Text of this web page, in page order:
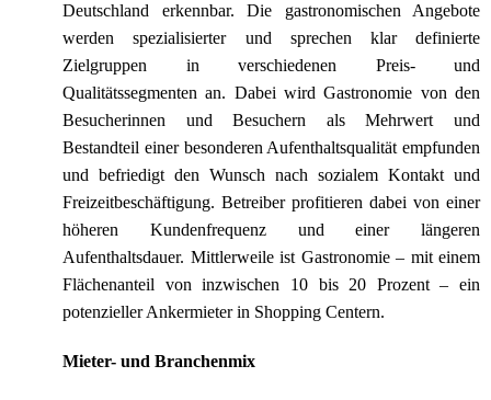
Deutschland erkennbar. Die gastronomischen Angebote
werden spezialisierter und sprechen klar definierte
Zielgruppen in verschiedenen Preis- und
Qualitätssegmenten an. Dabei wird Gastronomie von den
Besucherinnen und Besuchern als Mehrwert und
Bestandteil einer besonderen Aufenthaltsqualität empfunden
und befriedigt den Wunsch nach sozialem Kontakt und
Freizeitbeschäftigung. Betreiber profitieren dabei von einer
höheren Kundenfrequenz und einer längeren
Aufenthaltsdauer. Mittlerweile ist Gastronomie – mit einem
Flächenanteil von inzwischen 10 bis 20 Prozent – ein
potenzieller Ankermieter in Shopping Centern.
Mieter- und Branchenmix